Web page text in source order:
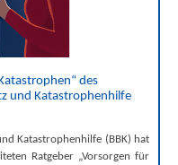
des
und Katastrophenhilfe
Katastrophenhilfe (BBK) hat
Ratgeber „Vorsorgen für